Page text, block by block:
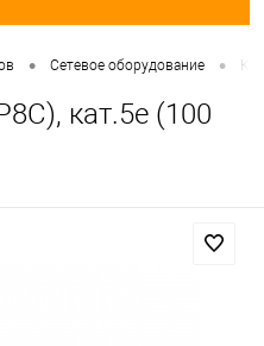
• Сетевое оборудование •
кат.5е (100